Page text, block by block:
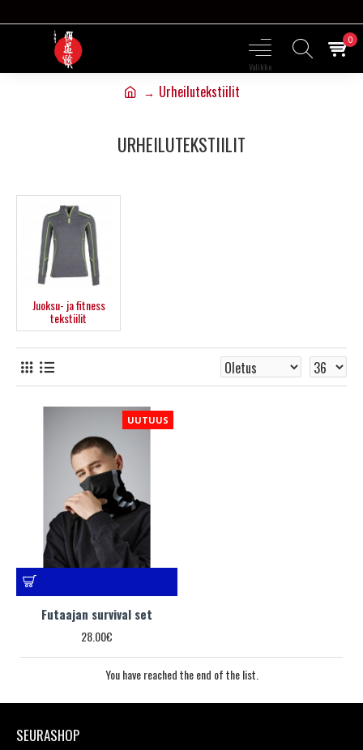
0
Urheilutekstiilit
URHEILUTEKSTIILIT
Juoksu- ja fitness
tekstiilit
UUTUUS
Futaajan survival set
28.00€
You have reached the end of the list.
SEURASHOP